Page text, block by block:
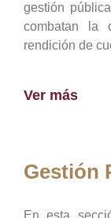
gestión
combatan la
rendición de
Ver más
Gestión
En esta